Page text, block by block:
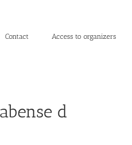
Contact Access to organizers
d